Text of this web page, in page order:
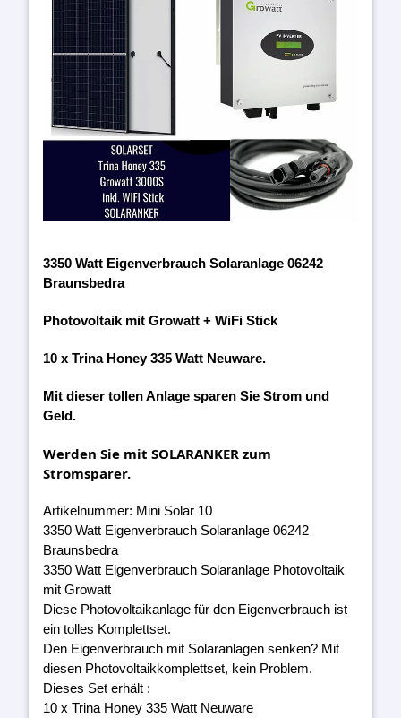
3350 Watt Eigenverbrauch Solaranlage 06242
Braunsbedra
Photovoltaik mit Growatt + WiFi Stick
10 x Trina Honey 335 Watt Neuware.
Mit dieser tollen Anlage sparen Sie Strom und
Geld.
Werden Sie mit SOLARANKER zum
Stromsparer.
Artikelnummer: Mini Solar 10
3350 Watt Eigenverbrauch Solaranlage 06242
Braunsbedra
3350 Watt Eigenverbrauch Solaranlage Photovoltaik
mit Growatt
Diese Photovoltaikanlage für den Eigenverbrauch ist
ein tolles Komplettset.
Den Eigenverbrauch mit Solaranlagen senken? Mit
diesen Photovoltaikkomplettset, kein Problem.
Dieses Set erhält :
10 x Trina Honey 335 Watt Neuware